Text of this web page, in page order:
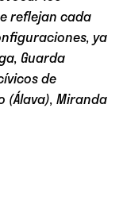
reflejan cada
ya
Guarda
de
(Álava), Miranda